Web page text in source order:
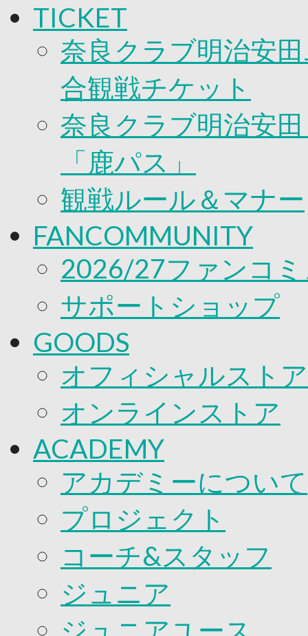
TICKET
奈良クラブ明治安
合観戦チケット
奈良クラブ明治安
「鹿パス」
観戦ルール＆マナー
FANCOMMUNITY
2026/27ファンコ
サポートショップ
GOODS
オフィシャルスト
オンラインストア
ACADEMY
アカデミーについて
プロジェクト
コーチ&スタッフ
ジュニア
ジュニアユース